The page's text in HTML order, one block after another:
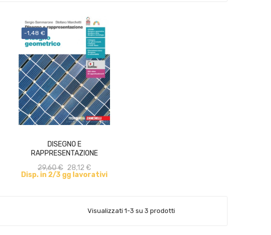
-1,48 €
DISEGNO E
RAPPRESENTAZIONE
29,60 € 28,12 €
Disp. in 2/3 gg lavorativi
ACQUISTA
Visualizzati 1-3 su 3 prodotti